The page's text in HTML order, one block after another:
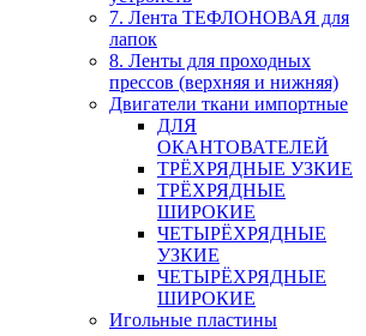
7. Лента ТЕФЛОНОВАЯ для
лапок
8. Ленты для проходных
прессов (верхняя и нижняя)
Двигатели ткани импортные
ДЛЯ
ОКАНТОВАТЕЛЕЙ
ТРЁХРЯДНЫЕ УЗКИЕ
ТРЁХРЯДНЫЕ
ШИРОКИЕ
ЧЕТЫРЁХРЯДНЫЕ
УЗКИЕ
ЧЕТЫРЁХРЯДНЫЕ
ШИРОКИЕ
Игольные пластины